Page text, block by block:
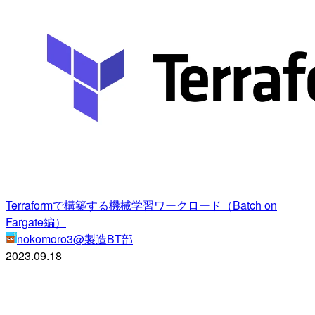
Terraformで構築する機械学習ワークロード（Batch on
Fargate編）
nokomoro3@製造BT部
2023.09.18